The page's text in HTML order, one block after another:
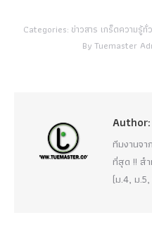
Categories: ข่าวสาร เกร็ดความรู้ทั่
ByTuemaster
Author:
ทีมงานจา
ที่สุด !! ส
(ม.4, ม